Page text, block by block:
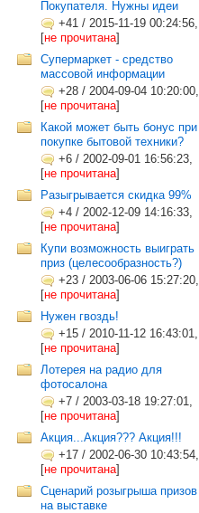
Покупателя. Нужны идеи
+41 / 2015-11-19 00:24:56,
[не прочитана]
Супермаркет - средство
массовой информации
+28 / 2004-09-04 10:20:00,
[не прочитана]
Какой может быть бонус при
покупке бытовой техники?
+6 / 2002-09-01 16:56:23,
[не прочитана]
Разыгрывается скидка 99%
+4 / 2002-12-09 14:16:33,
[не прочитана]
Купи возможность выиграть
приз (целесообразность?)
+23 / 2003-06-06 15:27:20,
[не прочитана]
Нужен гвоздь!
+15 / 2010-11-12 16:43:01,
[не прочитана]
Лотерея на радио для
фотосалона
+7 / 2003-03-18 19:27:01,
[не прочитана]
Акция...Акция??? Акция!!!
+17 / 2002-06-30 10:43:54,
[не прочитана]
Сценарий розыгрыша призов
на выставке